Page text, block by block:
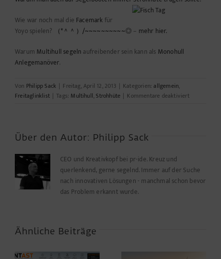
Wie war noch mal die Facemarkfür
Yoyo spielen? （*＾＾）/~~~~~~~~~~◎– mehr hier.
Warum Multihull segeln aufreibender sein kann als Monohull
Anlegemanöver.
Von Philipp Sack | Freitag, April 12, 2013 | Kategorien:allgemein,
Freitaglinklist | Tags: Multihull,Strohhüte | Kommentare deaktiviertfür
Über den Autor: Philipp Sack
CEO und Kreativkopf bei pr-ide. Kreuz und
querlenkend, gerne segelnd. Immer auf der Suche
nach innovativen Lösungen - manchmal schon bevor
das Problem erkannt wurde.
Ähnliche Beiträge